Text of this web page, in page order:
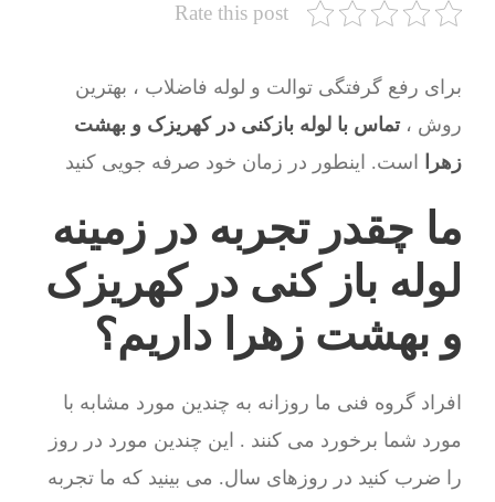
Rate this post
برای رفع گرفتگی توالت و لوله فاضلاب ، بهترین
روش ،تماس با لوله بازکنی در کهریزک و بهشت
زهرا
است. اینطور در زمان خود صرفه جویی کنید
ما چقدر تجربه در زمینه
لوله باز کنی در کهریزک
و بهشت زهرا داریم؟
افراد گروه فنی ما روزانه به چندین مورد مشابه با
مورد شما برخورد می کنند . این چندین مورد در روز
را ضرب کنید در روزهای سال. می بینید که ما تجربه